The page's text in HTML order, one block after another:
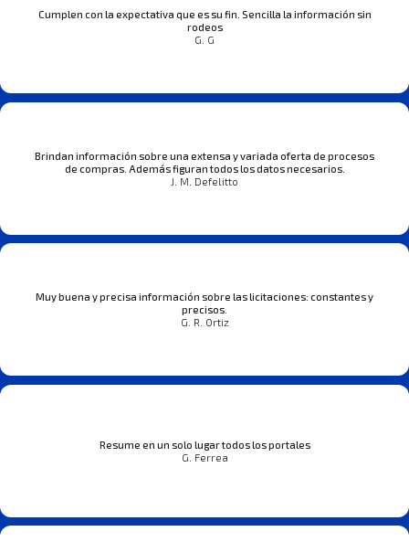
Cumplen con la expectativa que es su fin. Sencilla la información sin
rodeos
G. G
Brindan información sobre una extensa y variada oferta de procesos
de compras. Además figuran todos los datos necesarios.
J. M. Defelitto
Muy buena y precisa información sobre las licitaciones: constantes y
precisos.
G. R. Ortiz
Resume en un solo lugar todos los portales
G. Ferrea